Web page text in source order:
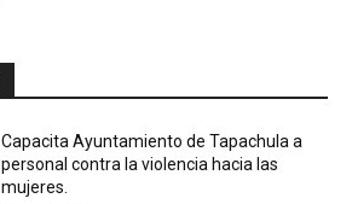
Capacita Ayuntamiento de Tapachula a
personal contra la violencia hacia las
mujeres.